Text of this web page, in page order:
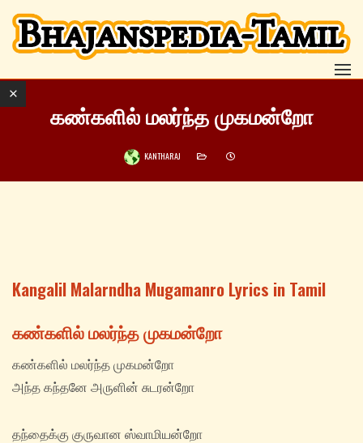
கண்களில் மலர்ந்த முகமன்றோ
KANTHARAJ
Kangalil Malarndha Mugamanro Lyrics in Tamil
கண்களில் மலர்ந்த முகமன்றோ
கண்களில் மலர்ந்த முகமன்றோ
அந்த கந்தனே அருளின் சுடரன்றோ
தந்தைக்கு குருவான ஸ்வாமியன்றோ